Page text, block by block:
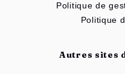
Politique de
Politique
Autres sites